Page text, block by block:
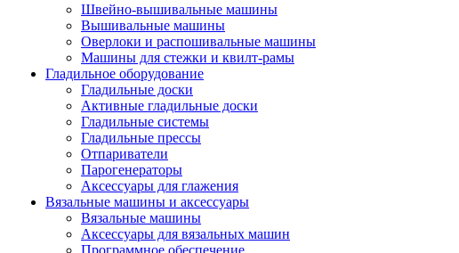
Швейно-вышивальные машины
Вышивальные машины
Оверлоки и распошивальные машины
Машины для стежки и квилт-рамы
Гладильное оборудование
Гладильные доски
Активные гладильные доски
Гладильные системы
Гладильные прессы
Отпариватели
Парогенераторы
Аксессуары для глажения
Вязальные машины и аксессуары
Вязальные машины
Аксессуары для вязальных машин
Программное обеспечение